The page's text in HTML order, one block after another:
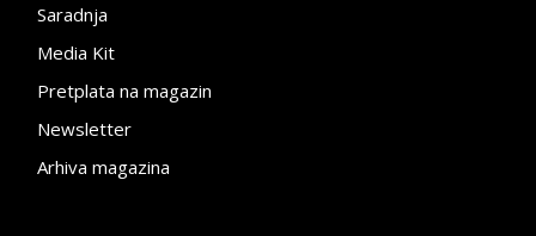
Saradnja
Media Kit
Pretplata na magazin
Newsletter
Arhiva magazina